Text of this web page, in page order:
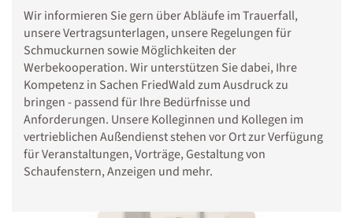
Wir informieren Sie gern über Abläufe im Trauerfall,
unsere Vertragsunterlagen, unsere Regelungen für
Schmuckurnen sowie Möglichkeiten der
Werbekooperation. Wir unterstützen Sie dabei, Ihre
Kompetenz in Sachen FriedWald zum Ausdruck zu
bringen - passend für Ihre Bedürfnisse und
Anforderungen. Unsere Kolleginnen und Kollegen im
vertrieblichen Außendienst stehen vor Ort zur Verfügung
für Veranstaltungen, Vorträge, Gestaltung von
Schaufenstern, Anzeigen und mehr.